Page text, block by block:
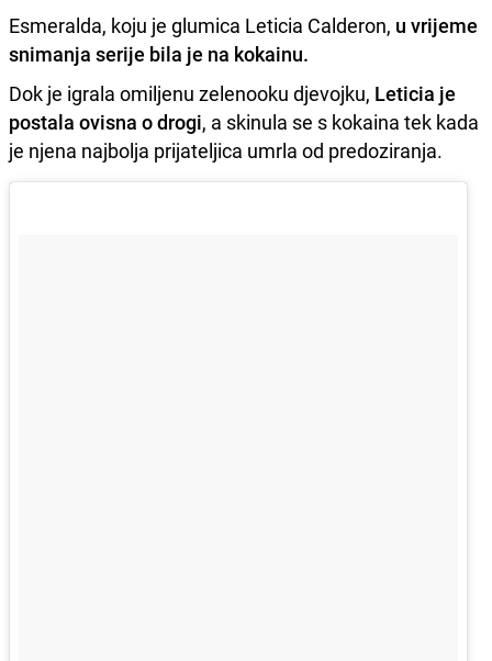
Esmeralda, koju je glumica Leticia Calderon, u vrijeme
snimanja serije bila je na kokainu.
Dok je igrala omiljenu zelenooku djevojku, Leticia je
postala ovisna o drogi, a skinula se s kokaina tek kada
je njena najbolja prijateljica umrla od predoziranja.